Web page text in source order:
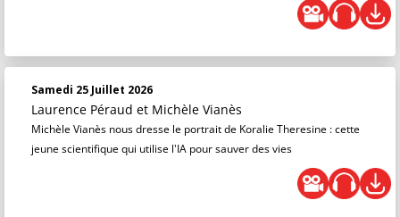
Samedi 25 Juillet 2026
Laurence Péraud et Michèle Vianès
Michèle Vianès nous dresse le portrait de Koralie Theresine : cette
jeune scientifique qui utilise l'IA pour sauver des vies